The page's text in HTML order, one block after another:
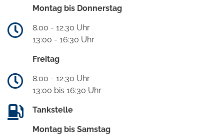
Montag bis Donnerstag
8.00 - 12.30 Uhr
13:00 - 16:30 Uhr
Freitag
8.00 - 12.30 Uhr
13:00 bis 16:30 Uhr
Tankstelle
Montag bis Samstag